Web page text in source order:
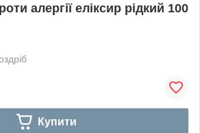
алергії еліксир рідкий 100
Купити